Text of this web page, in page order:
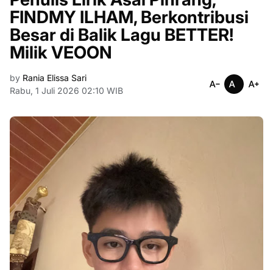
FINDMY ILHAM, Berkontribusi
Besar di Balik Lagu BETTER!
Milik VEOON
by Rania Elissa Sari
Rabu, 1 Juli 2026 02:10 WIB